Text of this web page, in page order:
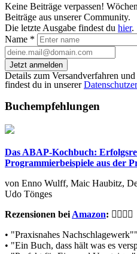
Keine Beiträge verpassen!
Beiträge aus unserer Community.
Die letzte Ausgabe findest du hier.
Name *
Jetzt anmelden
Details zum Versandverfahren
findest du in unserer
Buchempfehlungen
Das ABAP-Kochbuch:
Programmierbeispiele aus der
von Enno Wulff, Maic Haubitz,
Udo Tönges
Rezensionen bei Amazon:
• "Praxisnahes Nachschlagewerk""
• "Ein Buch, dass hält was es